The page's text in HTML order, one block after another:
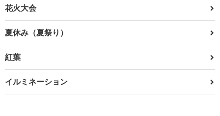
花火大会
夏休み（夏祭り）
紅葉
イルミネーション